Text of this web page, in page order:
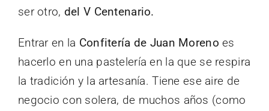
ser otro, del V Centenario.
Entrar en la Confitería de Juan Moreno es
hacerlo en una pastelería en la que se respira
la tradición y la artesanía. Tiene ese aire de
negocio con solera, de muchos años (como